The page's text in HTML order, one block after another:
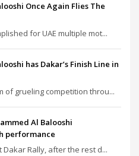
Once Again Flies The
for UAE multiple mot...
has Dakar’s Finish Line in
of grueling competition throu...
Al Balooshi
performance
Dakar Rally, after the rest d...